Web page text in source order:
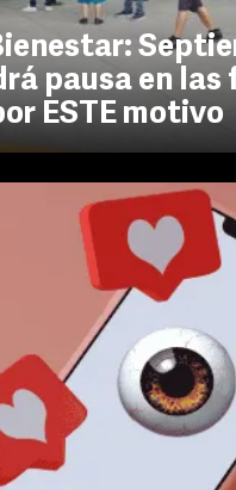
pausa en las
ESTE motivo